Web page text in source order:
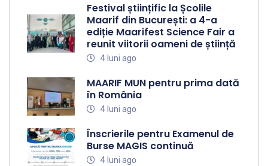
Festival științific la Școlile
Maarif din București: a 4-a
ediție Maarifest Science Fair a
reunit viitorii oameni de știință
4 luni ago
MAARIF MUN pentru prima dată
în România
4 luni ago
Înscrierile pentru Examenul de
Burse MAGIS continuă
4 luni ago